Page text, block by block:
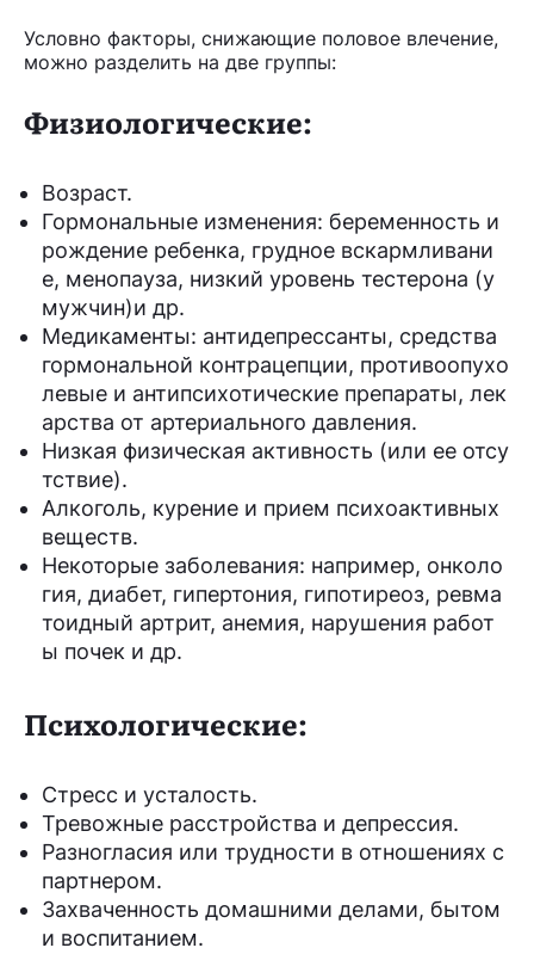
Условно факторы, снижающие половое влечение,
можно разделить на две группы:
Физиологические:
Возраст.
Гормональные изменения: беременность и
рождение ребенка, грудное вскармливани
е, менопауза, низкий уровень тестерона (у
мужчин)и др.
Медикаменты: антидепрессанты, средства
гормональной контрацепции, противоопухо
левые и антипсихотические препараты, лек
арства от артериального давления.
Низкая физическая активность (или ее отсу
тствие).
Алкоголь, курение и прием психоактивных
веществ.
Некоторые заболевания: например, онколо
гия, диабет, гипертония, гипотиреоз, ревма
тоидный артрит, анемия, нарушения работ
ы почек и др.
Психологические:
Стресс и усталость.
Тревожные расстройства и депрессия.
Разногласия или трудности в отношениях с
партнером.
Захваченность домашними делами, бытом
и воспитанием.